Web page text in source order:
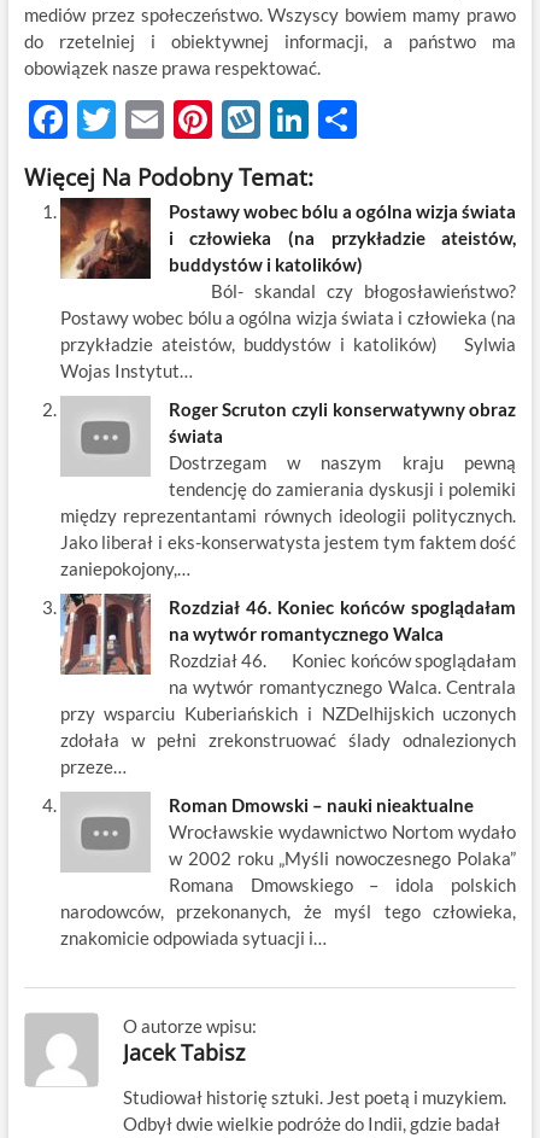
mediów przez społeczeństwo. Wszyscy bowiem mamy prawo
do rzetelniej i obiektywnej informacji, a państwo ma
obowiązek nasze prawa respektować.
F
ac
e
b
o
o
k
T
w
itt
er
E
m
ail
Pi
nt
er
es
t
W
k
o
p
Li
k
e
dI
n
S
ar
e
Więcej Na Podobny Temat:
Postawy wobec bólu a ogólna wizja świata
i człowieka (na przykładzie ateistów,
buddystów i katolików)
Ból- skandal czy błogosławieństwo?
Postawy wobec bólu a ogólna wizja świata i człowieka (na
przykładzie ateistów, buddystów i katolików) Sylwia
Wojas Instytut…
Roger Scruton czyli konserwatywny obraz
świata
Dostrzegam w naszym kraju pewną
tendencję do zamierania dyskusji i polemiki
między reprezentantami równych ideologii politycznych.
Jako liberał i eks-konserwatysta jestem tym faktem dość
zaniepokojony,…
Rozdział 46. Koniec końców spoglądałam
na wytwór romantycznego Walca
Rozdział 46. Koniec końców spoglądałam
na wytwór romantycznego Walca. Centrala
przy wsparciu Kuberiańskich i NZDelhijskich uczonych
zdołała w pełni zrekonstruować ślady odnalezionych
przeze…
Roman Dmowski – nauki nieaktualne
Wrocławskie wydawnictwo Nortom wydało
w 2002 roku „Myśli nowoczesnego Polaka”
Romana Dmowskiego – idola polskich
narodowców, przekonanych, że myśl tego człowieka,
znakomicie odpowiada sytuacji i…
O autorze wpisu:
Jacek Tabisz
Studiował historię sztuki. Jest poetą i muzykiem.
Odbył dwie wielkie podróże do Indii, gdzie badał